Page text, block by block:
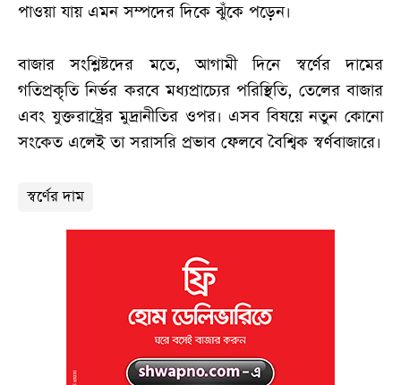
পাওয়া যায় এমন সম্পদের দিকে ঝুঁকে পড়েন।
বাজার সংশ্লিষ্টদের মতে, আগামী দিনে স্বর্ণের দামের
গতিপ্রকৃতি নির্ভর করবে মধ্যপ্রাচ্যের পরিস্থিতি, তেলের বাজার
এবং যুক্তরাষ্ট্রের মুদ্রানীতির ওপর। এসব বিষয়ে নতুন কোনো
সংকেত এলেই তা সরাসরি প্রভাব ফেলবে বৈশ্বিক স্বর্ণবাজারে।
স্বর্ণের দাম